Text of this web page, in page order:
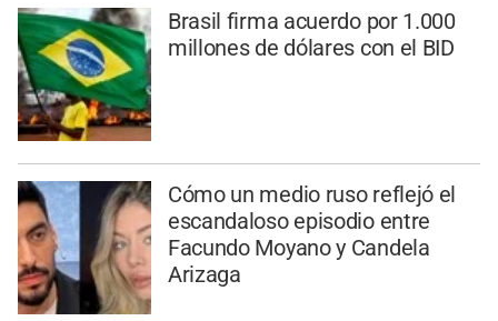
Brasil firma acuerdo por 1.000
millones de dólares con el BID
Cómo un medio ruso reflejó el
escandaloso episodio entre
Facundo Moyano y Candela
Arizaga